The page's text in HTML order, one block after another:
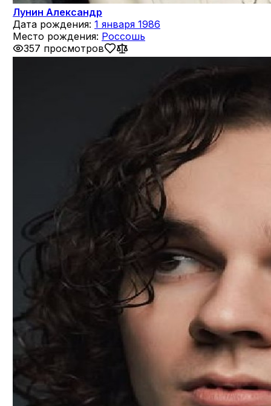
Лунин Александр
Дата рождения: 1 января 1986
Место рождения: Россошь
357 просмотров